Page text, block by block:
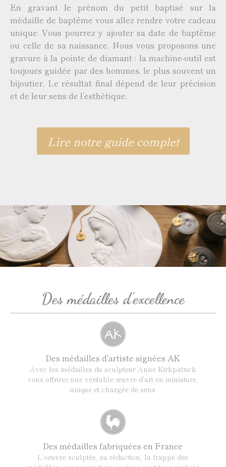
En gravant le prénom du petit baptisé sur la
médaille de baptême vous allez rendre votre cadeau
unique. Vous pourrez y ajouter sa date de baptême
ou celle de sa naissance. Nous vous proposons une
gravure à la pointe de diamant : la machine-outil est
toujours guidée par des hommes, le plus souvent un
bijoutier. Le résultat final dépend de leur précision
et de leur sens de l’esthétique.
Lire notre guide complet
Des médailles d'excellence
Des médailles d'artiste signées AK
Avec les médailles du sculpteur Anne Kirkpatrick
vous offrirez une véritable œuvre d’art en miniature,
unique et chargée de sens
Des médailles fabriquées en France
L’oeuvre sculptée, sa réduction, la frappe des